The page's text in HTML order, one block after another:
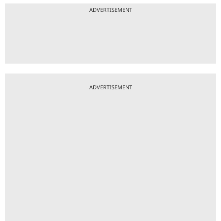
ADVERTISEMENT
ADVERTISEMENT